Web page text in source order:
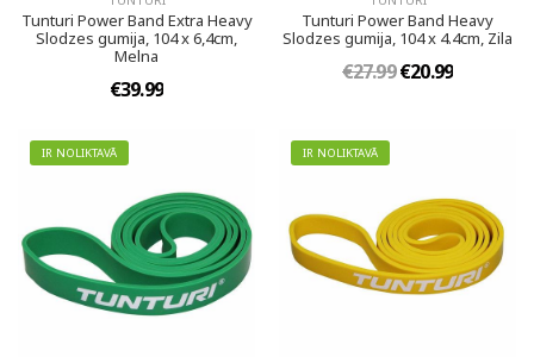
Tunturi Power Band Extra Heavy
Slodzes gumija, 104 x 6,4cm,
Melna
€39.99
Tunturi Power Band Heavy
Slodzes gumija, 104 x 4.4cm, Zila
€27.99€20.99
IR NOLIKTAVĀ IR NOLIKTAVĀ